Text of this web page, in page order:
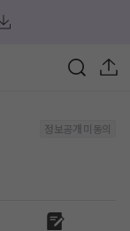
정보공개 미동의